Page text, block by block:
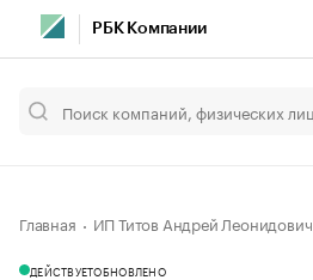
РБК Компании
Главная ИП Титов Андрей Леонидович
ДЕЙСТВУЕТОБНОВЛЕНО